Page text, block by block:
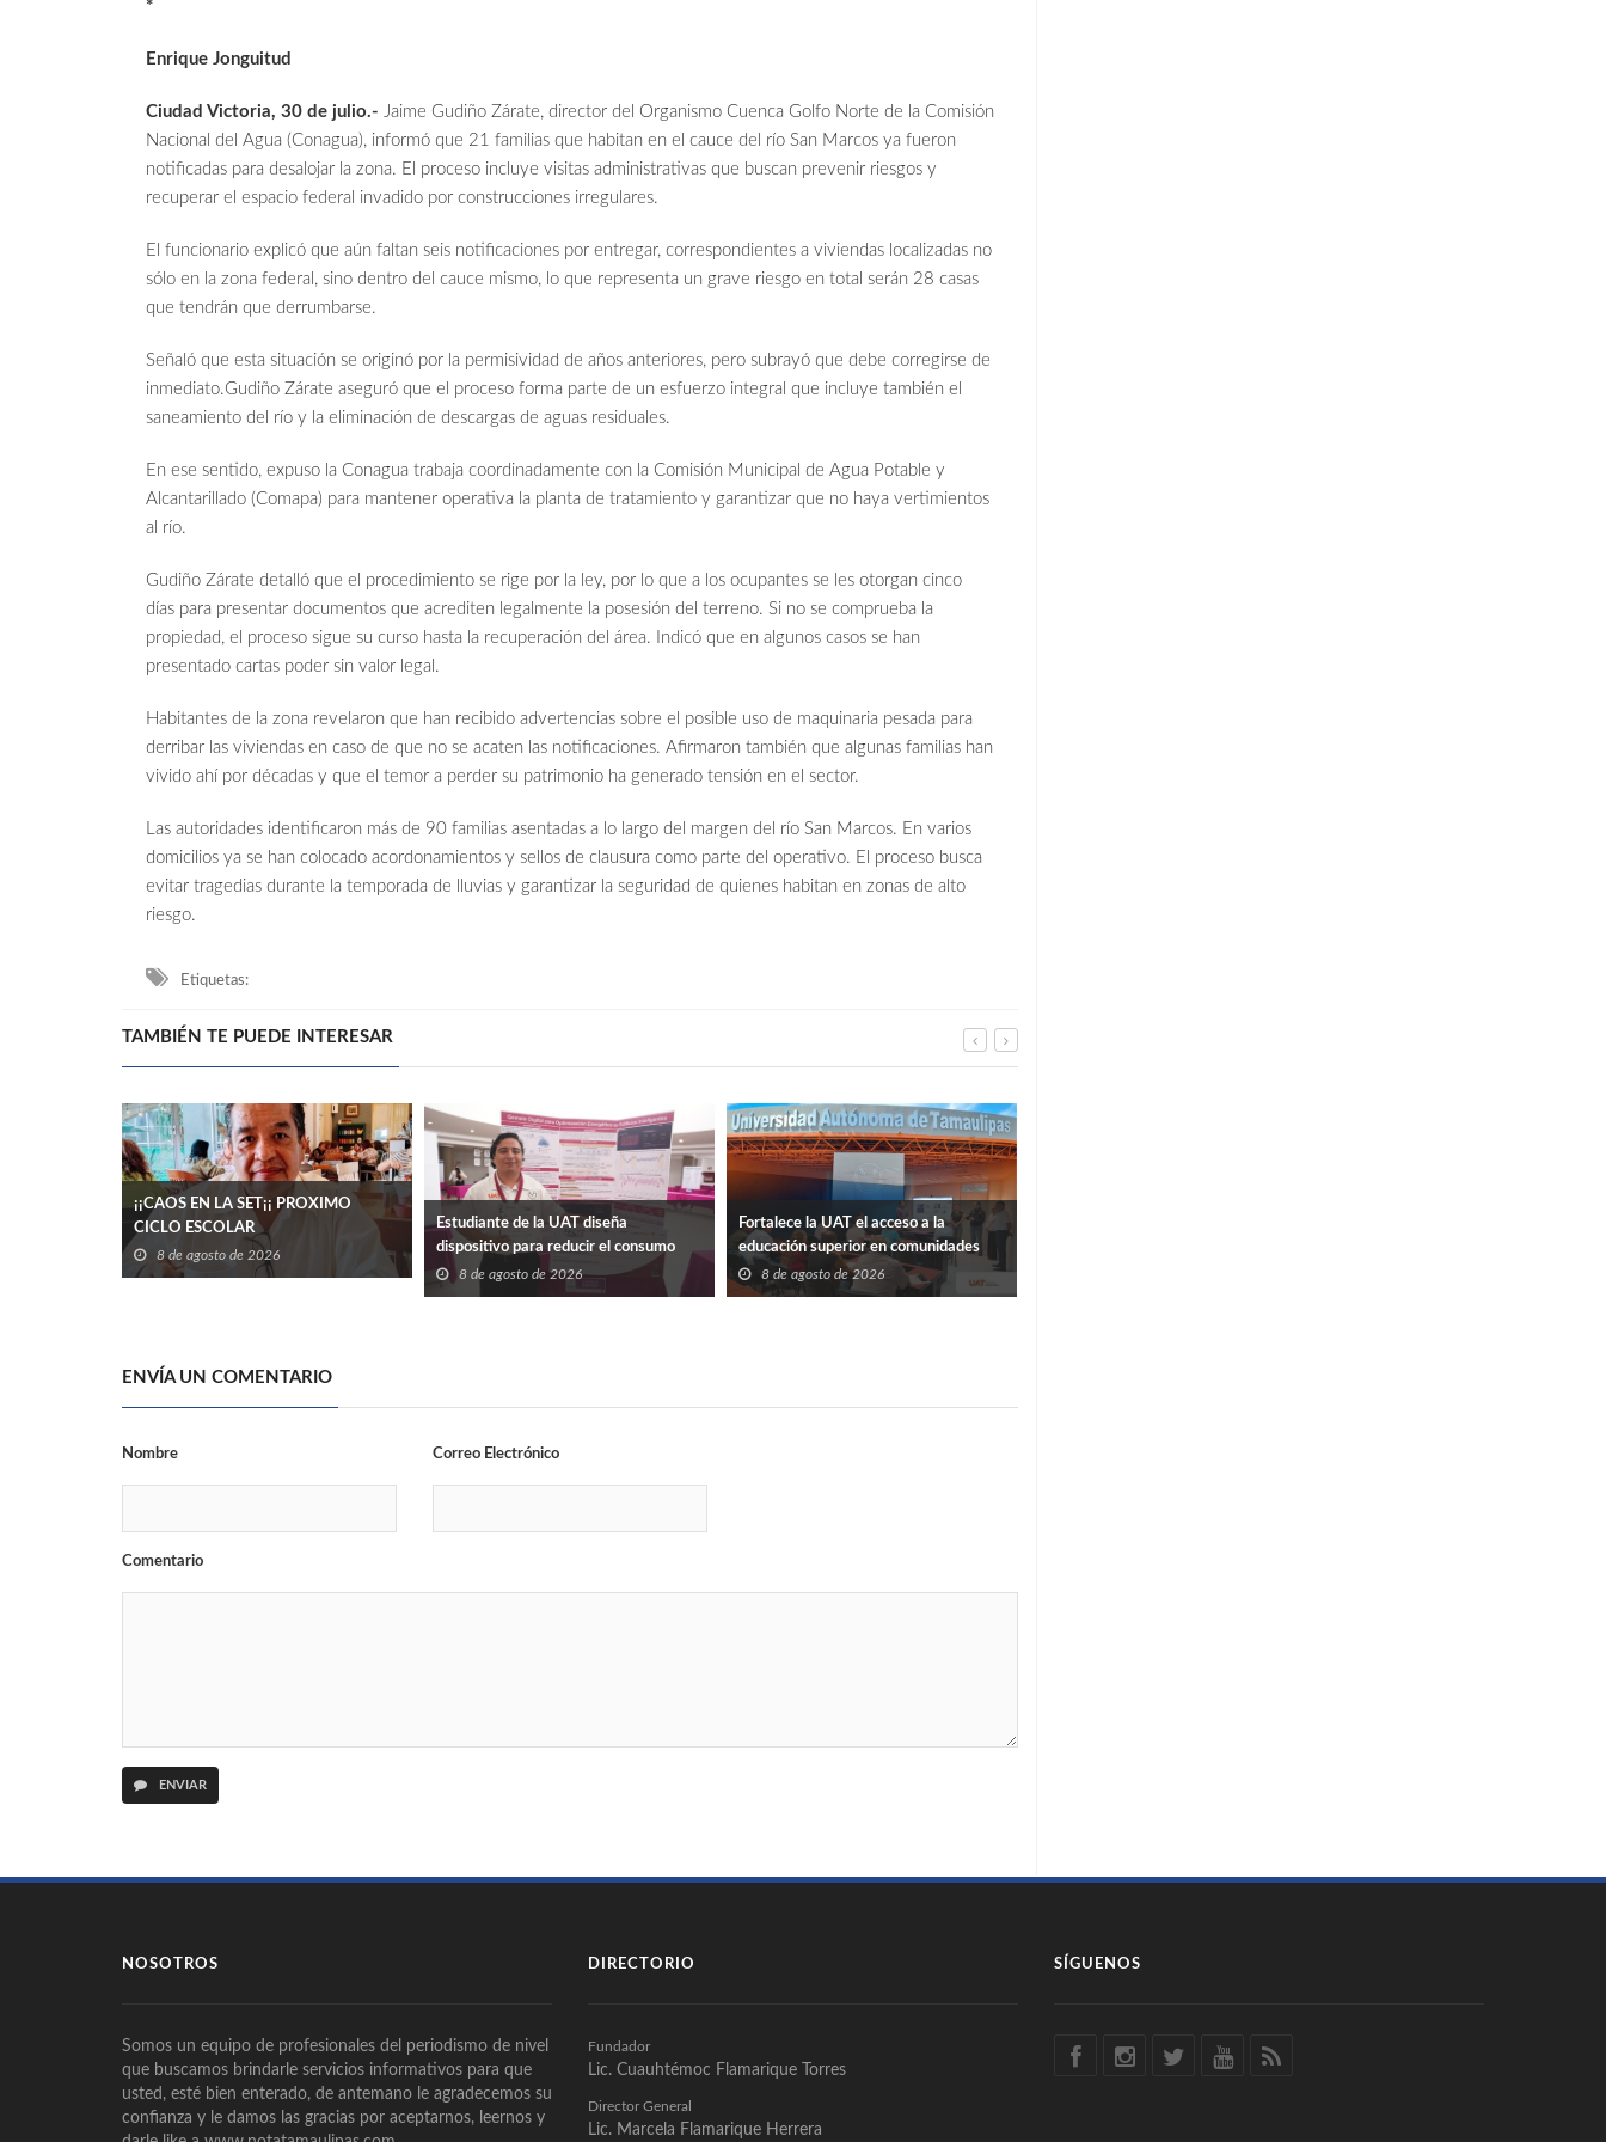
*
Enrique Jonguitud
Ciudad Victoria, 30 de julio.- Jaime Gudiño Zárate, director del Organismo Cuenca Golfo Norte de la Comisión
Nacional del Agua (Conagua), informó que 21 familias que habitan en el cauce del río San Marcos ya fueron
notificadas para desalojar la zona. El proceso incluye visitas administrativas que buscan prevenir riesgos y
recuperar el espacio federal invadido por construcciones irregulares.
El funcionario explicó que aún faltan seis notificaciones por entregar, correspondientes a viviendas localizadas no
sólo en la zona federal, sino dentro del cauce mismo, lo que representa un grave riesgo en total serán 28 casas
que tendrán que derrumbarse.
Señaló que esta situación se originó por la permisividad de años anteriores, pero subrayó que debe corregirse de
inmediato.Gudiño Zárate aseguró que el proceso forma parte de un esfuerzo integral que incluye también el
saneamiento del río y la eliminación de descargas de aguas residuales.
En ese sentido, expuso la Conagua trabaja coordinadamente con la Comisión Municipal de Agua Potable y
Alcantarillado (Comapa) para mantener operativa la planta de tratamiento y garantizar que no haya vertimientos
al río.
Gudiño Zárate detalló que el procedimiento se rige por la ley, por lo que a los ocupantes se les otorgan cinco
días para presentar documentos que acrediten legalmente la posesión del terreno. Si no se comprueba la
propiedad, el proceso sigue su curso hasta la recuperación del área. Indicó que en algunos casos se han
presentado cartas poder sin valor legal.
Habitantes de la zona revelaron que han recibido advertencias sobre el posible uso de maquinaria pesada para
derribar las viviendas en caso de que no se acaten las notificaciones. Afirmaron también que algunas familias han
vivido ahí por décadas y que el temor a perder su patrimonio ha generado tensión en el sector.
Las autoridades identificaron más de 90 familias asentadas a lo largo del margen del río San Marcos. En varios
domicilios ya se han colocado acordonamientos y sellos de clausura como parte del operativo. El proceso busca
evitar tragedias durante la temporada de lluvias y garantizar la seguridad de quienes habitan en zonas de alto
riesgo.
Etiquetas:
TAMBIÉN TE PUEDE INTERESAR
¡¡CAOS EN LA SET¡¡ PROXIMO
CICLO ESCOLAR
8 de agosto de 2026
Estudiante de la UAT diseña
dispositivo para reducir el consumo
eléctrico en edificios
8 de agosto de 2026
Fortalece la UAT el acceso a la
educación superior en comunidades
8 de agosto de 2026
ENVÍA UN COMENTARIO
Nombre Correo Electrónico
Comentario
ENVIAR
NOSOTROS
Somos un equipo de profesionales del periodismo de nivel
que buscamos brindarle servicios informativos para que
usted, esté bien enterado, de antemano le agradecemos su
confianza y le damos las gracias por aceptarnos, leernos y
DIRECTORIO
Fundador
Lic. Cuauhtémoc Flamarique Torres
Director General
Lic. Marcela Flamarique Herrera
SÍGUENOS